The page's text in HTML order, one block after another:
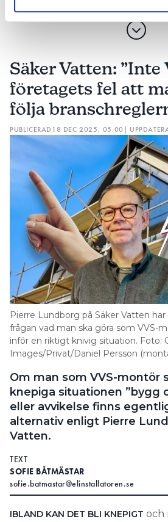
Säker Vatten: ”Inte
företagets fel att
följa
PUBLICERAD 18 DEC 2025, 05:00 |
Pierre Lundborg på Säker Vatten
frågan vad man ska göra som VVS-
inför en riktigt knivig situation. Foto:
Images/Privat/Daniel Persson
Om man som VVS-montör
knepiga situationen ”bygg
eller avvikelse finns
alternativ enligt Pierre
Vatten.
TEXT
SOFIE BÅTMÄSTAR
sofie.batmastar@elinstallatoren.se
IBLAND KAN DET BLI KNEPIGT och